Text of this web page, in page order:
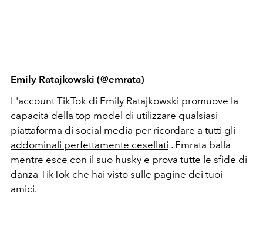
Emily Ratajkowski (@emrata)
L'account TikTok di Emily Ratajkowski promuove la
capacità della top model di utilizzare qualsiasi
piattaforma di social media per ricordare a tutti gli
addominali perfettamente cesellati . Emrata balla
mentre esce con il suo husky e prova tutte le sfide di
danza TikTok che hai visto sulle pagine dei tuoi
amici.